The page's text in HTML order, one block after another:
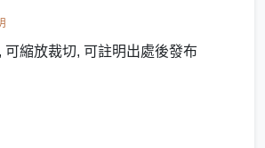
可縮放裁切, 可註明出處後發布